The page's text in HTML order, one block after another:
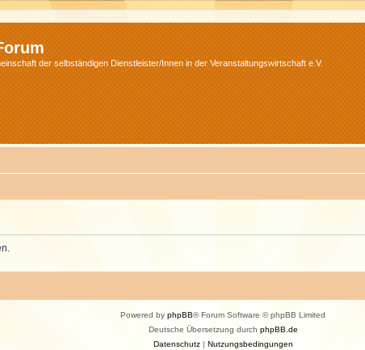
der selbständigen Dienstleister/Innen in der Veranstaltungswirtschaft e.V.
Powered by phpBB® Forum Software © phpBB Limited
Deutsche Übersetzung durch phpBB.de
Datenschutz| Nutzungsbedingungen